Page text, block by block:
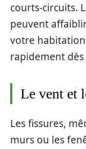
courts-circuits.
peuvent
votre
rapidement
Le vent et
Les fissures,
murs ou les